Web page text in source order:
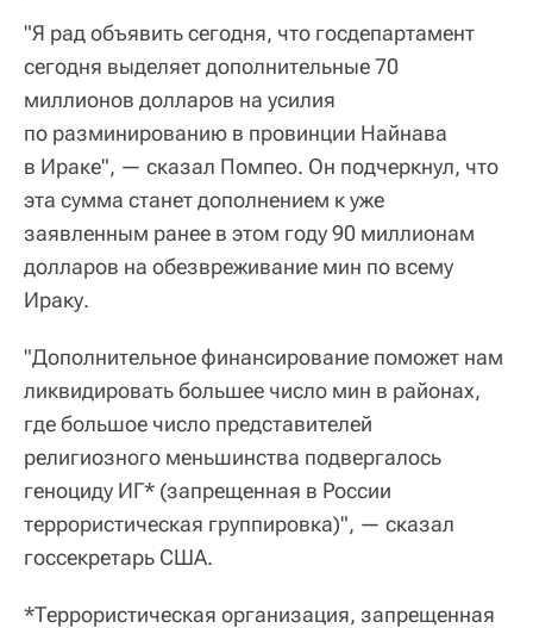
"Я рад объявить сегодня, что госдепартамент
сегодня выделяет дополнительные 70
миллионов долларов на усилия
по разминированию в провинции Найнава
в Ираке", — сказал Помпео. Он подчеркнул, что
эта сумма станет дополнением к уже
заявленным ранее в этом году 90 миллионам
долларов на обезвреживание мин по всему
Ираку.
"Дополнительное финансирование поможет нам
ликвидировать большее число мин в районах,
где большое число представителей
религиозного меньшинства подвергалось
геноциду ИГ* (запрещенная в России
террористическая группировка)", — сказал
госсекретарь США.
*Террористическая организация, запрещенная